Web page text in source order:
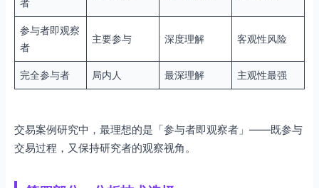
者
参与者即观察
者
主要参与 深度理解 客观性风险
完全参与者 局内人 最深理解 主观性最强
交易案例研究中，最理想的是「参与者即观察者」——既参与
交易过程，又保持研究者的观察视角。